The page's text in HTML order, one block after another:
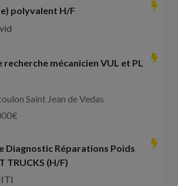
polyvalent H/F
recherche mécanicien VUL et PL
Saint Jean de Vedas
€
Diagnostic Réparations Poids
TRUCKS (H/F)